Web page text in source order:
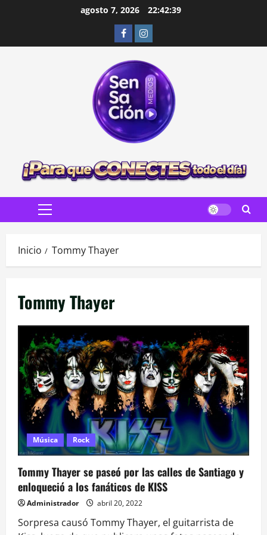
agosto 7, 2026 22:42:40
FacebookInstagram
Menú
Inicio Tommy Thayer
Tommy Thayer
Música Rock
Tommy Thayer se paseó por las calles de Santiago y
enloqueció a los fanáticos de KISS
Administrador abril 20, 2022
Sorpresa causó Tommy Thayer, el guitarrista de